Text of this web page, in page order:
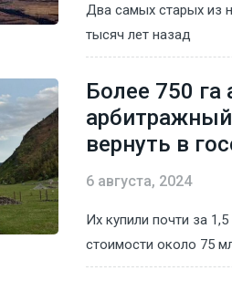
Два самых старых из
тысяч лет назад
Более 750 га
вернуть в
6 августа, 2024
Их купили почти за
стоимости около 75